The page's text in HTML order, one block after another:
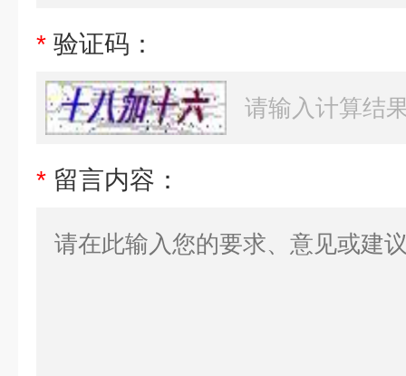
* 验证码：
* 留言内容：